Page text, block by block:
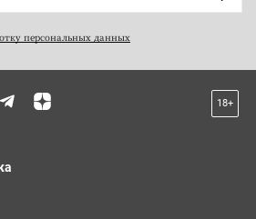
персональных данных
18+